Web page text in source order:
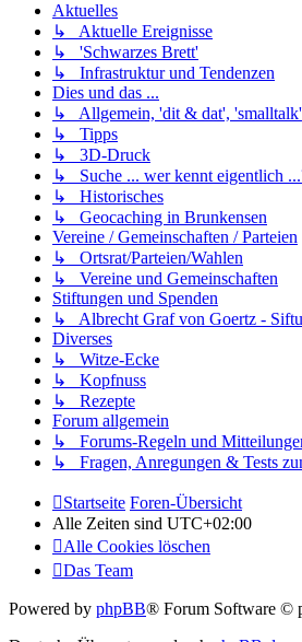
Aktuelles
↳ Aktuelle Ereignisse
↳ 'Schwarzes Brett'
↳ Infrastruktur und Tendenzen
Dies und das ...
↳ Allgemein, 'dit & dat', 'smalltalk'
↳ Tipps
↳ 3D-Druck
↳ Suche ... wer kennt eigentlich
↳ Historisches
↳ Geocaching in Brunkensen
Vereine / Gemeinschaften / Parteien
↳ Ortsrat/Parteien/Wahlen
↳ Vereine und Gemeinschaften
Stiftungen und Spenden
↳ Albrecht Graf von Goertz -
Diverses
↳ Witze-Ecke
↳ Kopfnuss
↳ Rezepte
Forum allgemein
↳ Forums-Regeln und
↳ Fragen, Anregungen & Tests
Startseite Foren-Übersicht
Alle Zeiten sind UTC+02:00
Alle Cookies löschen
Das Team
Powered by phpBB® Forum Software ©